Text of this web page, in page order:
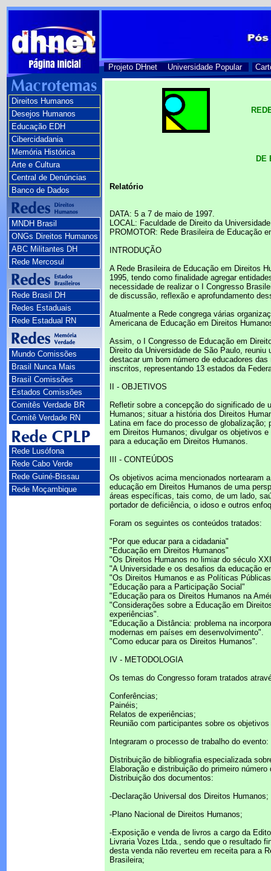
Projeto DHnet Universidade Popular
Direitos Humanos
Desejos Humanos
Educação EDH
Cibercidadania
Memória Histórica
Arte e Cultura
Central de Denúncias
Banco de Dados
MNDH Brasil
ONGs Direitos Humanos
ABC Militantes DH
Rede Mercosul
Rede Brasil DH
Redes Estaduais
Rede Estadual RN
Mundo Comissões
Brasil Nunca Mais
Brasil Comissões
Estados Comissões
Comitês Verdade BR
Comitê Verdade RN
Rede Lusófona
Rede Cabo Verde
Rede Guiné-Bissau
Rede Moçambique
DE
Relatório
DATA: 5 a 7 de maio de 1997.
LOCAL: Faculdade de Direito da
PROMOTOR: Rede Brasileira de Educação
INTRODUÇÃO
A Rede Brasileira de Educação em Direitos
1995, tendo como finalidade agregar
necessidade de realizar o I Congresso
de discussão, reflexão e aprofundamento
Atualmente a Rede congrega várias
Americana de Educação em Direitos
Assim, o I Congresso de Educação em
Direito da Universidade de São Paulo,
destacar um bom número de educadores
inscritos, representando 13 estados da
II - OBJETIVOS
Refletir sobre a concepção do significado de
Humanos; situar a história dos Direitos
Latina em face do processo de
em Direitos Humanos; divulgar os objetivos
para a educação em Direitos Humanos.
III - CONTEÚDOS
Os objetivos acima mencionados nortearam
educação em Direitos Humanos de uma
áreas específicas, tais como, de um lado,
portador de deficiência, o idoso e outros
Foram os seguintes os conteúdos tratados:
"Por que educar para a cidadania"
"Educação em Direitos Humanos"
"Os Direitos Humanos no limiar do século
"A Universidade e os desafios da educação
"Os Direitos Humanos e as Políticas
"Educação para a Participação Social"
"Educação para os Direitos Humanos na
"Considerações sobre a Educação em
experiências".
"Educação a Distância: problema na
modernas em países em desenvolvimento".
"Como educar para os Direitos Humanos".
IV - METODOLOGIA
Os temas do Congresso foram tratados
Conferências;
Painéis;
Relatos de experiências;
Reunião com participantes sobre os
Integraram o processo de trabalho do evento:
Distribuição de bibliografia especializada
Elaboração e distribuição do primeiro
Distribuição dos documentos:
-Declaração Universal dos Direitos Humanos;
-Plano Nacional de Direitos Humanos;
-Exposição e venda de livros a cargo da
Livraria Vozes Ltda., sendo que o resultado
desta venda não reverteu em receita para a
Brasileira;